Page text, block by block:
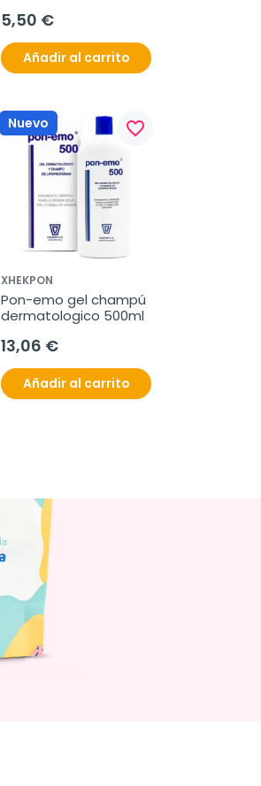
5,50 €
Añadir al carrito
Nuevo favorite_border
XHEKPON
Pon-emo gel champú
dermatologico 500ml
13,06 €
Añadir al carrito